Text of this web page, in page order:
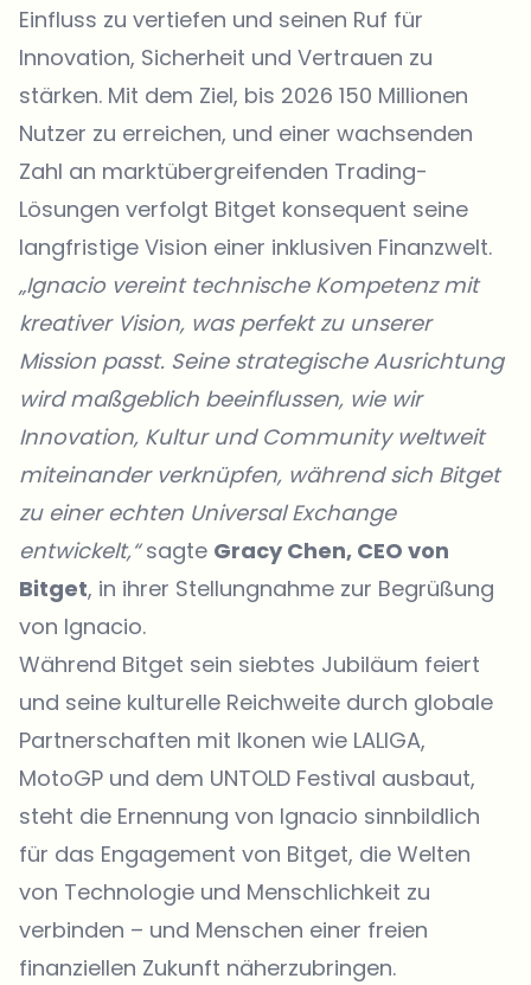
Einfluss zu vertiefen und seinen Ruf für
Innovation, Sicherheit und Vertrauen zu
stärken. Mit dem Ziel, bis 2026 150 Millionen
Nutzer zu erreichen, und einer wachsenden
Zahl an marktübergreifenden Trading-
Lösungen verfolgt Bitget konsequent seine
langfristige Vision einer inklusiven Finanzwelt.
„Ignacio vereint technische Kompetenz mit
kreativer Vision, was perfekt zu unserer
Mission passt. Seine strategische Ausrichtung
wird maßgeblich beeinflussen, wie wir
Innovation, Kultur und Community weltweit
miteinander verknüpfen, während sich Bitget
zu einer echten Universal Exchange
entwickelt,“sagte Gracy Chen, CEO von
Bitget, in ihrer Stellungnahme zur Begrüßung
von Ignacio.
Während Bitget sein siebtes Jubiläum feiert
und seine kulturelle Reichweite durch globale
Partnerschaften mit Ikonen wie LALIGA,
MotoGP und dem UNTOLD Festival ausbaut,
steht die Ernennung von Ignacio sinnbildlich
für das Engagement von Bitget, die Welten
von Technologie und Menschlichkeit zu
verbinden – und Menschen einer freien
finanziellen Zukunft näherzubringen.